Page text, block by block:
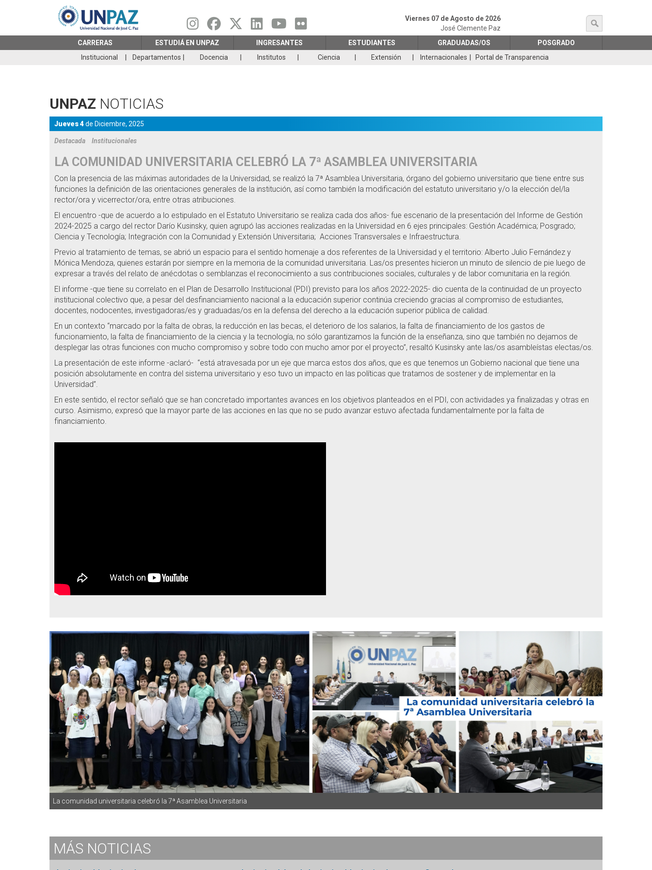
principal
búsqueda
Viernes 07 de Agosto de 2026
José Clemente Paz
CARRERAS
ESTUDIÁ EN UNPAZ INGRESANTES ESTUDIANTES GRADUADAS/OS
POSGRADO
Institucional
Departamentos Docencia Institutos Ciencia Extensión Internacionales Portal de Transparencia
UNPAZ NOTICIAS
Jueves 4de Diciembre, 2025
Destacada Institucionales
LA COMUNIDAD UNIVERSITARIA CELEBRÓ LA 7ª ASAMBLEA UNIVERSITARIA
Con la presencia de las máximas autoridades de la Universidad, se realizó la 7ª Asamblea Universitaria, órgano del gobierno universitario que tiene entre sus
funciones la definición de las orientaciones generales de la institución, así como también la modificación del estatuto universitario y/o la elección del/la
rector/ora y vicerrector/ora, entre otras atribuciones.
El encuentro -que de acuerdo a lo estipulado en el Estatuto Universitario se realiza cada dos años- fue escenario de la presentación del Informe de Gestión
2024-2025 a cargo del rector Darío Kusinsky, quien agrupó las acciones realizadas en la Universidad en 6 ejes principales: Gestión Académica; Posgrado;
Ciencia y Tecnología; Integración con la Comunidad y Extensión Universitaria; Acciones Transversales e Infraestructura.
Previo al tratamiento de temas, se abrió un espacio para el sentido homenaje a dos referentes de la Universidad y el territorio: Alberto Julio Fernández y
Mónica Mendoza, quienes estarán por siempre en la memoria de la comunidad universitaria. Las/os presentes hicieron un minuto de silencio de pie luego de
expresar a través del relato de anécdotas o semblanzas el reconocimiento a sus contribuciones sociales, culturales y de labor comunitaria en la región.
El informe -que tiene su correlato en el Plan de Desarrollo Institucional (PDI) previsto para los años 2022-2025- dio cuenta de la continuidad de un proyecto
institucional colectivo que, a pesar del desfinanciamiento nacional a la educación superior continúa creciendo gracias al compromiso de estudiantes,
docentes, nodocentes, investigadoras/es y graduadas/os en la defensa del derecho a la educación superior pública de calidad.
En un contexto “marcado por la falta de obras, la reducción en las becas, el deterioro de los salarios, la falta de financiamiento de los gastos de
funcionamiento, la falta de financiamiento de la ciencia y la tecnología, no sólo garantizamos la función de la enseñanza, sino que también no dejamos de
desplegar las otras funciones con mucho compromiso y sobre todo con mucho amor por el proyecto”, resaltó Kusinsky ante las/os asambleístas electas/os.
La presentación de este informe -aclaró- “está atravesada por un eje que marca estos dos años, que es que tenemos un Gobierno nacional que tiene una
posición absolutamente en contra del sistema universitario y eso tuvo un impacto en las políticas que tratamos de sostener y de implementar en la
Universidad”.
En este sentido, el rector señaló que se han concretado importantes avances en los objetivos planteados en el PDI, con actividades ya finalizadas y otras en
curso. Asimismo, expresó que la mayor parte de las acciones en las que no se pudo avanzar estuvo afectada fundamentalmente por la falta de
financiamiento.
La comunidad universitaria celebró la 7ª Asamblea Universitaria
MÁS NOTICIAS